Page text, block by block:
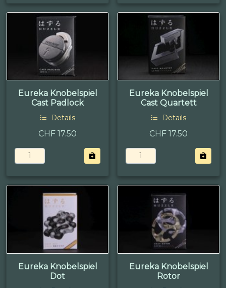
Eureka Knobelspiel
Cast Padlock
Details
CHF 17.50
Eureka Knobelspiel
Cast Quartett
Details
CHF 17.50
Eureka Knobelspiel
Dot
Eureka Knobelspiel
Rotor